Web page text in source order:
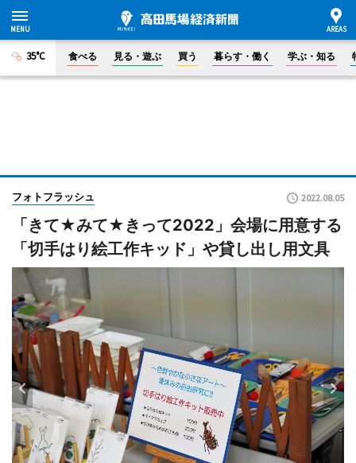
35°C 食べる 見る・遊ぶ 買う 暮らす・働く 学ぶ・知る
フォトフラッシュ 2022.08.05
「きて★みて★きって2022」会場に用意する
「切手はり絵工作キッド」や貸し出し用文具